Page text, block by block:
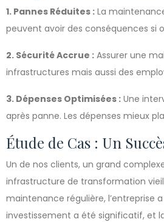
1. Pannes Réduites : La
peuvent avoir des conséquences si
2. Sécurité Accrue : Assurer une
infrastructures mais aussi des
3. Dépenses Optimisées : Une
après panne. Les dépenses mieux
Étude de Cas : Un
Un de nos clients, un grand
infrastructure de transformation
maintenance régulière, l’entreprise
investissement a été significatif, et